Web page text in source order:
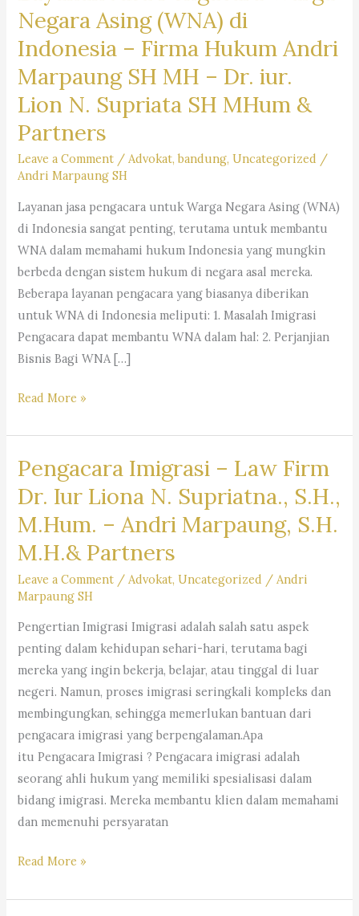
Negara Asing (WNA) di
Indonesia – Firma Hukum Andri
Marpaung SH MH – Dr. iur.
Lion N. Supriata SH MHum &
Partners
Leave a Comment /Advokat,bandung,Uncategorized /
Andri Marpaung SH
Layanan jasa pengacara untuk Warga Negara Asing (WNA)
di Indonesia sangat penting, terutama untuk membantu
WNA dalam memahami hukum Indonesia yang mungkin
berbeda dengan sistem hukum di negara asal mereka.
Beberapa layanan pengacara yang biasanya diberikan
untuk WNA di Indonesia meliputi: 1. Masalah Imigrasi
Pengacara dapat membantu WNA dalam hal: 2. Perjanjian
Bisnis Bagi WNA […]
Layanan
Pengacara
Warga
Asing
(WNA)
di
–Firma
Andri
Marpaung
SH
MH
–
Dr.
iur.
Lion
N.
Supriata
&
Read More »
Pengacara Imigrasi – Law Firm
Dr. Iur Liona N. Supriatna., S.H.,
M.Hum. – Andri Marpaung, S.H.
M.H.& Partners
Leave a Comment / Advokat,Uncategorized / Andri
Marpaung SH
Pengertian Imigrasi Imigrasi adalah salah satu aspek
penting dalam kehidupan sehari-hari, terutama bagi
mereka yang ingin bekerja, belajar, atau tinggal di luar
negeri. Namun, proses imigrasi seringkali kompleks dan
membingungkan, sehingga memerlukan bantuan dari
pengacara imigrasi yang berpengalaman.Apa
itu Pengacara Imigrasi ? Pengacara imigrasi adalah
seorang ahli hukum yang memiliki spesialisasi dalam
bidang imigrasi. Mereka membantu klien dalam memahami
dan memenuhi persyaratan
Pengacara
–
Read More »